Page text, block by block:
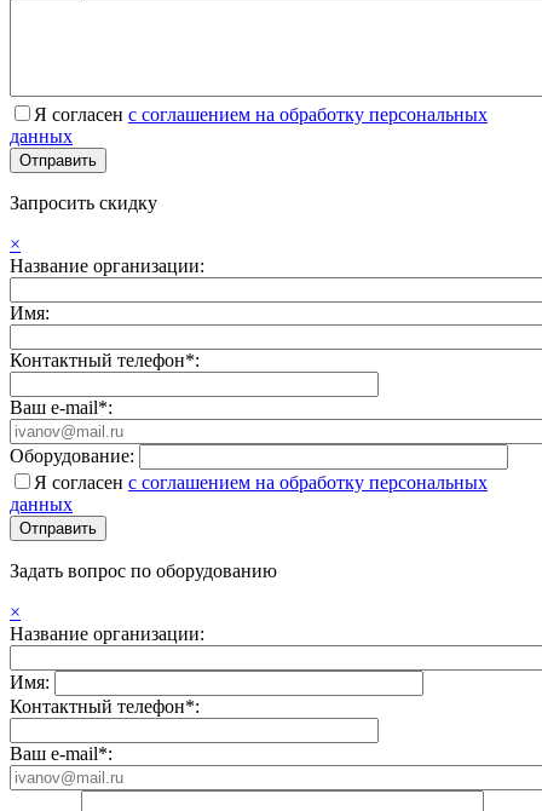
Я согласен с соглашением на обработку персональных
данных
Запросить скидку
×
Название организации:
Имя:
Контактный телефон*:
Ваш e-mail*:
Оборудование:
Я согласен с соглашением на обработку персональных
данных
Задать вопрос по оборудованию
×
Название организации:
Имя:
Контактный телефон*:
Ваш e-mail*: